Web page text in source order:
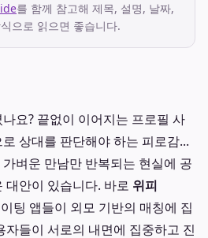
를 함께 참고해 제목, 설명, 날짜,
으로 읽으면 좋습니다.
요? 끝없이 이어지는 프로필 사
상대를 판단해야 하는 피로감...
벼운 만남만 반복되는 현실에 공
대안이 있습니다. 바로 위피
팅 앱들이 외모 기반의 매칭에 집
자들이 서로의 내면에 집중하고 진